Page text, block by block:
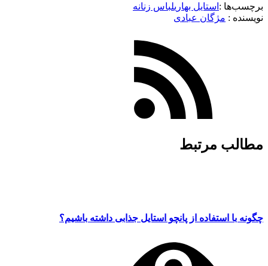
برچسب‌ها : استایل بهاریلباس زنانه
نویسنده :‌ مژگان عبادی
مطالب مرتبط
چگونه با استفاده از پانچو استایل جذابی داشته باشیم؟